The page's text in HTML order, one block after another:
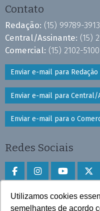
Utilizamos cookies
semelhantes de acordo
Contato
Redação: (15) 99789-3913
Central/Assinante: (15)
Comercial: (15) 2102-
Enviar e-mail para Redação
Enviar e-mail para Central/
Enviar e-mail para o
Redes Sociais
Faça download do